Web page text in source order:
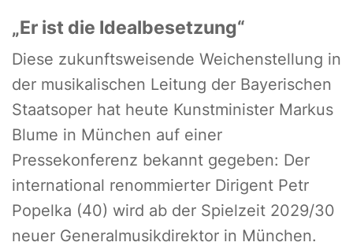
„Er ist die Idealbesetzung“
Diese zukunftsweisende Weichenstellung in
der musikalischen Leitung der Bayerischen
Staatsoper hat heute Kunstminister Markus
Blume in München auf einer
Pressekonferenz bekannt gegeben: Der
international renommierter Dirigent Petr
Popelka (40) wird ab der Spielzeit 2029/30
neuer Generalmusikdirektor in München.